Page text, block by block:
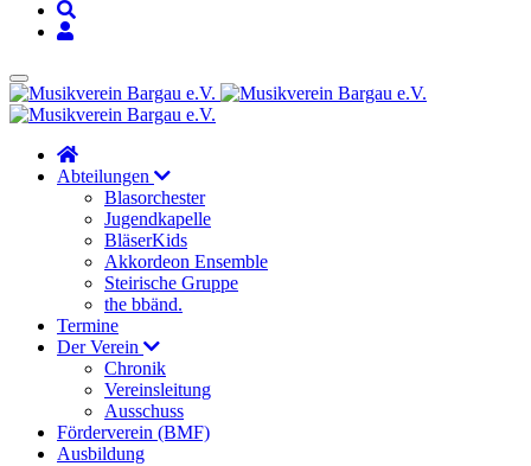
Abteilungen
Blasorchester
Jugendkapelle
BläserKids
Akkordeon Ensemble
Steirische Gruppe
the bbänd.
Termine
Der Verein
Chronik
Vereinsleitung
Ausschuss
Förderverein (BMF)
Ausbildung